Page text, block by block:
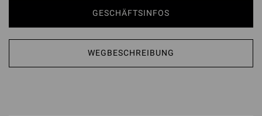
GESCHÄFTSINFOS
WEGBESCHREIBUNG